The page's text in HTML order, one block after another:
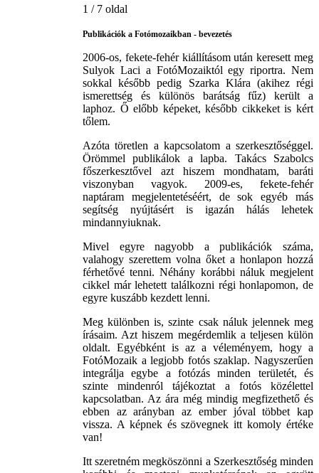
1 / 7 oldal
Publikációk a Fotómozaikban - bevezetés
2006-os, fekete-fehér kiállításom után keresett meg
Sulyok Laci a FotóMozaiktól egy riportra. Nem
sokkal később pedig Szarka Klára (akihez régi
ismerettség és különös barátság fűz) került a
laphoz. Ő előbb képeket, később cikkeket is kért
tőlem.
Azóta töretlen a kapcsolatom a szerkesztőséggel.
Örömmel publikálok a lapba. Takács Szabolcs
főszerkesztővel azt hiszem mondhatam, baráti
viszonyban vagyok. 2009-es, fekete-fehér
naptáram megjelentetéséért, de sok egyéb más
segítség nyújtásért is igazán hálás lehetek
mindannyiuknak.
Mivel egyre nagyobb a publikációk száma,
valahogy szerettem volna őket a honlapon hozzá
férhetővé tenni. Néhány korábbi náluk megjelent
cikkel már lehetett találkozni régi honlapomon, de
egyre kuszább kezdett lenni.
Meg különben is, szinte csak náluk jelennek meg
írásaim. Azt hiszem megérdemlik a teljesen külön
oldalt. Egyébként is az a véleményem, hogy a
FotóMozaik a legjobb fotós szaklap. Nagyszerűen
integrálja egybe a fotózás minden területét, és
szinte mindenról tájékoztat a fotós közélettel
kapcsolatban. Az ára még mindig megfizethető és
ebben az arányban az ember jóval többet kap
vissza. A képnek és szövegnek itt komoly értéke
van!
Itt szeretném megköszönni a Szerkesztőség minden